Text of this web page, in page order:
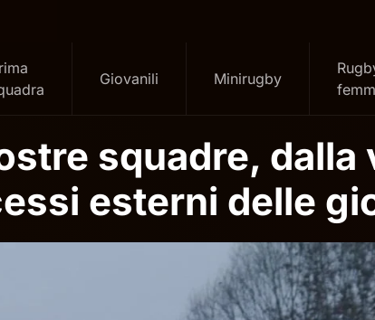
Giovanili Minirugby
squadre,
esterni delle